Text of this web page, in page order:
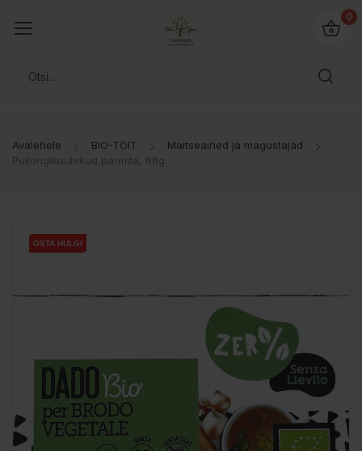
0
Avalehele BIO-TOIT
Maitseained ja magustajad
Puljongikuubikud pärmita, 66g
OSTA HULGI
OSTA HULGI